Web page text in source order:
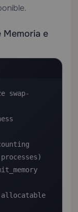
Memoria e
swap-